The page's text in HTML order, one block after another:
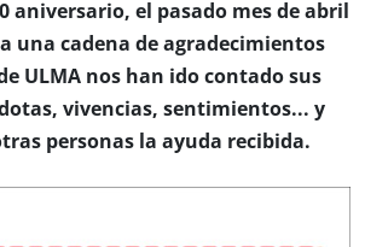
aniversario, el pasado mes de abril
una cadena de agradecimientos
ULMA nos han ido contado sus
vivencias, sentimientos... y
personas la ayuda recibida.